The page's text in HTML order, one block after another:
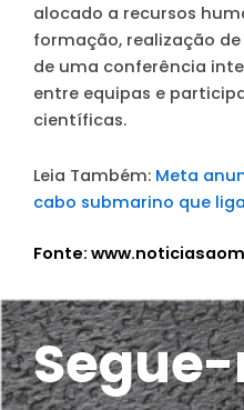
alocado a recursos
formação, realização de
de uma conferência
entre equipas e
científicas.
Leia Também: Meta
cabo submarino que liga
Fonte: